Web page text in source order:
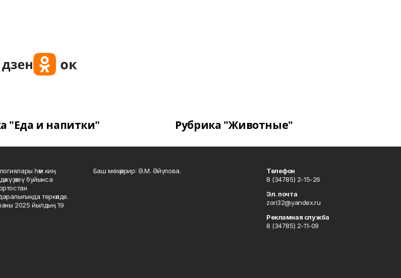
"Еда и напитки" Рубрика "Животные"
һәм киң
күҙәтеү буйынса
теркәлде.
2025 йылдың 19
Баш мөхәррир: Ә.М. Әйүпова.
Телефон
8 (34785) 2-15-26
Эл. почта
zori32@yandex.ru
Рекламная служба
8 (34785) 2-11-09